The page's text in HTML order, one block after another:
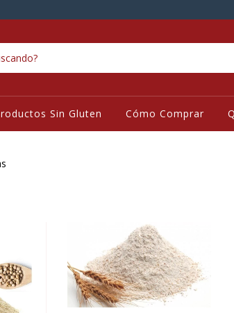
Sin Gluten Cómo Comprar